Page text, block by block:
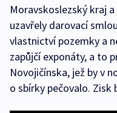
Moravskoslezský kraj
uzavřely darovací
vlastnictví pozemky a
zapůjčí exponáty, a to
Novojičínska, jež by v
o sbírky pečovalo. Zisk